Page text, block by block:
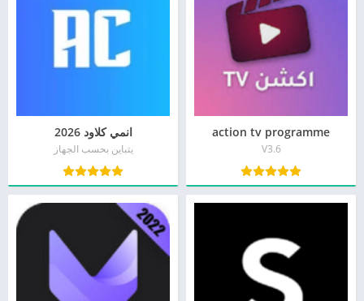
action tv programme
V3.6
انمي كلاود 2026
يتباين بحسب الجهاز